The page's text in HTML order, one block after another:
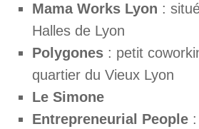
Mama Works Lyon :
Halles de Lyon
Polygones : petit
quartier du Vieux Lyon
Le Simone
Entrepreneurial People